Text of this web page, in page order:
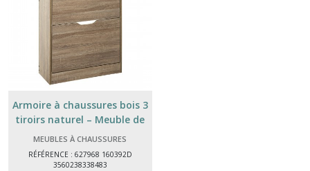
Armoire à chaussures bois 3
tiroirs naturel – Meuble de
rangement pratique pour
entrée
MEUBLES À CHAUSSURES
RÉFÉRENCE : 627968 160392D
3560238338483